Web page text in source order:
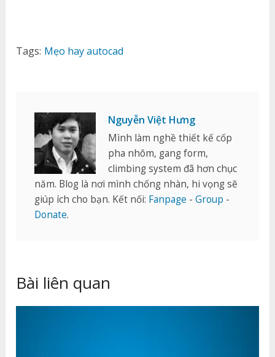
Tags: Mẹo hay autocad
Nguyễn Việt Hưng
Mình làm nghề thiết kế cốp
pha nhôm, gang form,
climbing system đã hơn chục
năm. Blog là nơi mình chống nhàn, hi vọng sẽ
giúp ích cho bạn. Kết nối: Fanpage -Group -
Donate.
Bài liên quan